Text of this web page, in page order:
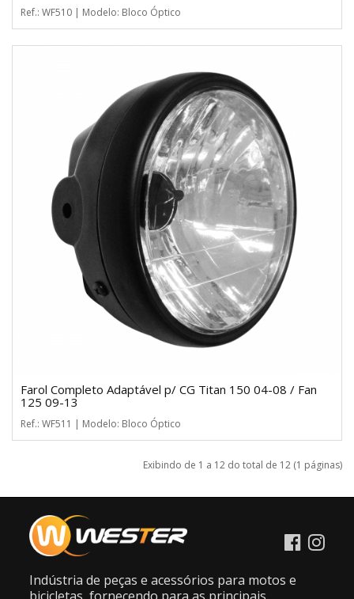
Ref.: WF510 | Modelo: Bloco Óptico
Farol Completo Adaptável p/ CG Titan 150 04-08 / Fan
125 09-13
Ref.: WF511 | Modelo: Bloco Óptico
Exibindo de 1 a 12 do total de 12 (1 páginas)
Indústria de peças e acessórios para motos e